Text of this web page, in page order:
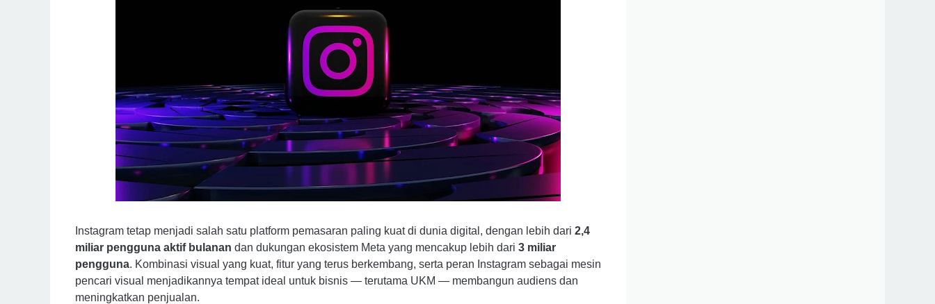
Instagram tetap menjadi salah satu platform pemasaran paling kuat di dunia digital, dengan lebih dari 2,4
miliar pengguna aktif bulanan dan dukungan ekosistem Meta yang mencakup lebih dari 3 miliar
pengguna. Kombinasi visual yang kuat, fitur yang terus berkembang, serta peran Instagram sebagai mesin
pencari visual menjadikannya tempat ideal untuk bisnis — terutama UKM — membangun audiens dan
meningkatkan penjualan.